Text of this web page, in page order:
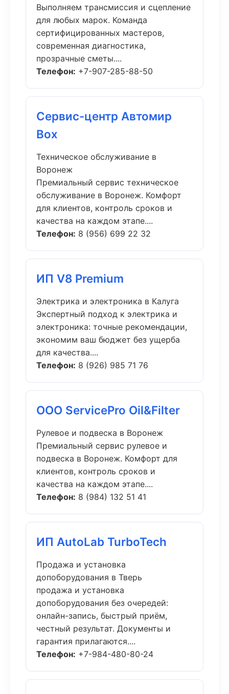
Выполняем трансмиссия и сцепление
для любых марок. Команда
сертифицированных мастеров,
современная диагностика,
прозрачные сметы....
Телефон: +7-907-285-88-50
Сервис-центр Автомир
Box
Техническое обслуживание в
Воронеж
Премиальный сервис техническое
обслуживание в Воронеж. Комфорт
для клиентов, контроль сроков и
качества на каждом этапе....
Телефон: 8 (956) 699 22 32
ИП V8 Premium
Электрика и электроника в Калуга
Экспертный подход к электрика и
электроника: точные рекомендации,
экономим ваш бюджет без ущерба
для качества....
Телефон: 8 (926) 985 71 76
ООО ServicePro Oil&Filter
Рулевое и подвеска в Воронеж
Премиальный сервис рулевое и
подвеска в Воронеж. Комфорт для
клиентов, контроль сроков и
качества на каждом этапе....
Телефон: 8 (984) 132 51 41
ИП AutoLab TurboTech
Продажа и установка
допоборудования в Тверь
продажа и установка
допоборудования без очередей:
онлайн-запись, быстрый приём,
честный результат. Документы и
гарантия прилагаются....
Телефон: +7-984-480-80-24